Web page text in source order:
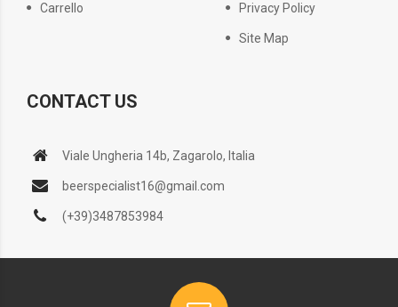
Carrello Privacy Policy
Site Map
CONTACT US
Viale Ungheria 14b, Zagarolo, Italia
beerspecialist16@gmail.com
(+39)3487853984